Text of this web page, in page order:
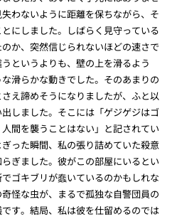
わないように距離を保ちながら、そ
にしました。しばらく見守っている
か、突然信じられないほどの速さで
というよりも、壁の上を滑るよう
滑らかな動きでした。そのあまりの
え諦めそうになりましたが、ふと以
しました。そこには「ゲジゲジはゴ
間を襲うことはない」と記されてい
った瞬間、私の張り詰めていた殺意
ぎました。彼がこの部屋にいるとい
ゴキブリが蠢いているのかもしれな
怪な虫が、まるで孤独な自警団員の
す。結局、私は彼を仕留めるのでは